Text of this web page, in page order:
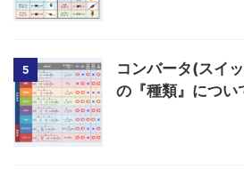
5
コンバータ(スイ
の『種類』につい